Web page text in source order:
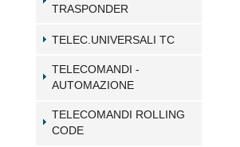
TRASPONDER
TELEC.UNIVERSALI TC
TELECOMANDI -
AUTOMAZIONE
TELECOMANDI ROLLING
CODE